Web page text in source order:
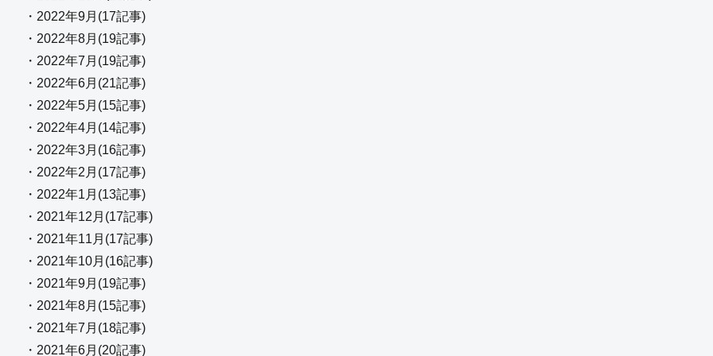
・2022年9月(17記事)
・2022年8月(19記事)
・2022年7月(19記事)
・2022年6月(21記事)
・2022年5月(15記事)
・2022年4月(14記事)
・2022年3月(16記事)
・2022年2月(17記事)
・2022年1月(13記事)
・2021年12月(17記事)
・2021年11月(17記事)
・2021年10月(16記事)
・2021年9月(19記事)
・2021年8月(15記事)
・2021年7月(18記事)
・2021年6月(20記事)